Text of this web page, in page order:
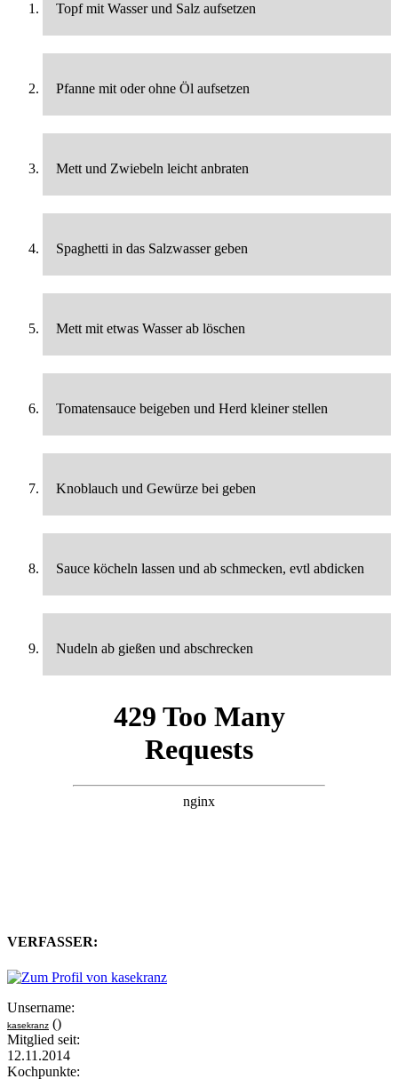
Topf mit Wasser und Salz aufsetzen
Pfanne mit oder ohne Öl aufsetzen
Mett und Zwiebeln leicht anbraten
Spaghetti in das Salzwasser geben
Mett mit etwas Wasser ab löschen
Tomatensauce beigeben und Herd kleiner stellen
Knoblauch und Gewürze bei geben
Sauce köcheln lassen und ab schmecken, evtl abdicken
Nudeln ab gießen und abschrecken
VERFASSER:
Unsername:
kasekranz ()
Mitglied seit:
12.11.2014
Kochpunkte: